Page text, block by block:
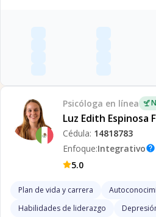
Psicóloga en línea
Luz Edith Espinosa
Cédula: 14818783
Enfoque:Integrativohelp
5.0
Plan de vida y carrera
Habilidades de liderazgo